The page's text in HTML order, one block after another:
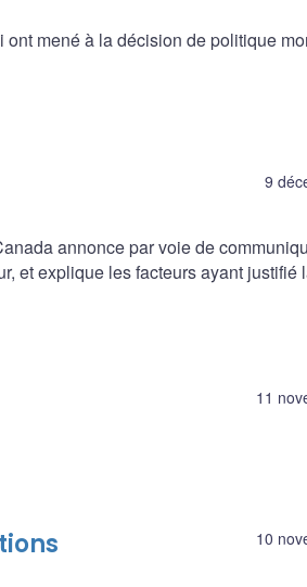
mené à la décision de politique
9
annonce par voie de
et explique les facteurs ayant justifié
11
10